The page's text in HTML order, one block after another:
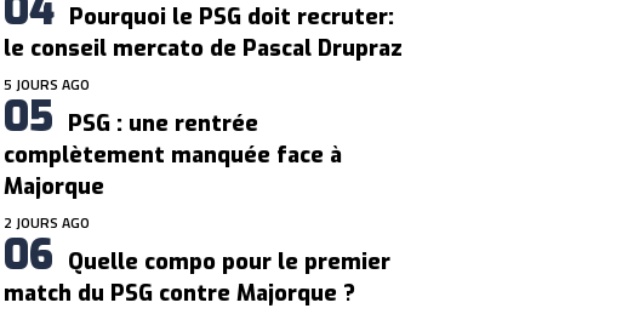
Pourquoi le PSG doit recruter:
le conseil mercato de Pascal Drupraz
5 JOURS AGO
PSG : une rentrée
complètement manquée face à
Majorque
2 JOURS AGO
Quelle compo pour le premier
match du PSG contre Majorque ?